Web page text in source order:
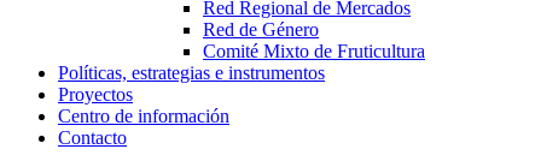
Red Regional de Mercados
Red de Género
Comité Mixto de Fruticultura
Políticas, estrategias e instrumentos
Proyectos
Centro de información
Contacto